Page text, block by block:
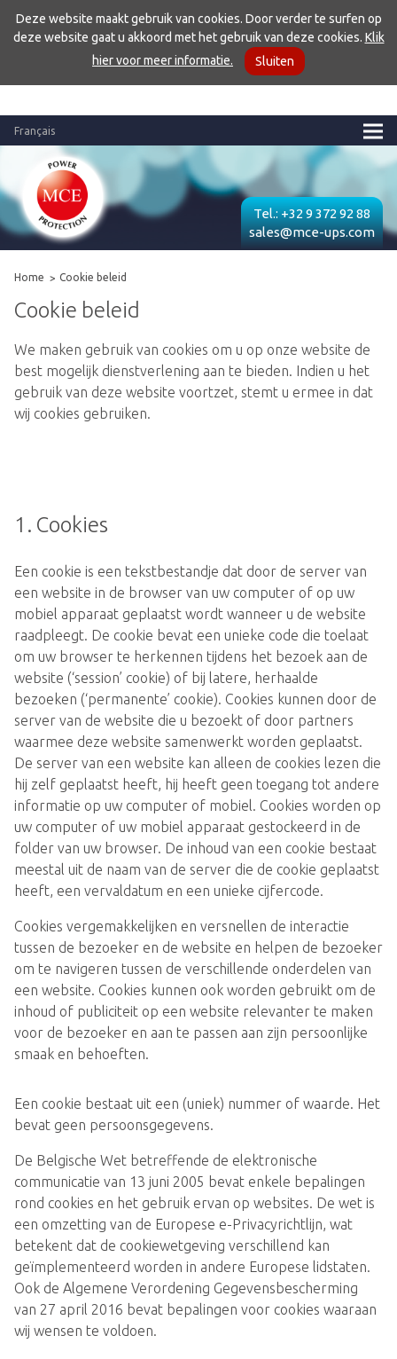
Deze website maakt gebruik van cookies. Door verder te surfen op
deze website gaat u akkoord met het gebruik van deze cookies. Klik
hier voor meer informatie.
Sluiten
Français
Tel.:+32 9 372 92 88
sales@mce-ups.com
Home Cookie beleid
Cookie beleid
We maken gebruik van cookies om u op onze website de
best mogelijk dienstverlening aan te bieden. Indien u het
gebruik van deze website voortzet, stemt u ermee in dat
wij cookies gebruiken.
1. Cookies
Een cookie is een tekstbestandje dat door de server van
een website in de browser van uw computer of op uw
mobiel apparaat geplaatst wordt wanneer u de website
raadpleegt. De cookie bevat een unieke code die toelaat
om uw browser te herkennen tijdens het bezoek aan de
website (‘session’ cookie) of bij latere, herhaalde
bezoeken (‘permanente’ cookie). Cookies kunnen door de
server van de website die u bezoekt of door partners
waarmee deze website samenwerkt worden geplaatst.
De server van een website kan alleen de cookies lezen die
hij zelf geplaatst heeft, hij heeft geen toegang tot andere
informatie op uw computer of mobiel. Cookies worden op
uw computer of uw mobiel apparaat gestockeerd in de
folder van uw browser. De inhoud van een cookie bestaat
meestal uit de naam van de server die de cookie geplaatst
heeft, een vervaldatum en een unieke cijfercode.
Cookies vergemakkelijken en versnellen de interactie
tussen de bezoeker en de website en helpen de bezoeker
om te navigeren tussen de verschillende onderdelen van
een website. Cookies kunnen ook worden gebruikt om de
inhoud of publiciteit op een website relevanter te maken
voor de bezoeker en aan te passen aan zijn persoonlijke
smaak en behoeften.
Een cookie bestaat uit een (uniek) nummer of waarde. Het
bevat geen persoonsgegevens.
De Belgische Wet betreffende de elektronische
communicatie van 13 juni 2005 bevat enkele bepalingen
rond cookies en het gebruik ervan op websites. De wet is
een omzetting van de Europese e-Privacyrichtlijn, wat
betekent dat de cookiewetgeving verschillend kan
geïmplementeerd worden in andere Europese lidstaten.
Ook de Algemene Verordening Gegevensbescherming
van 27 april 2016 bevat bepalingen voor cookies waaraan
wij wensen te voldoen.